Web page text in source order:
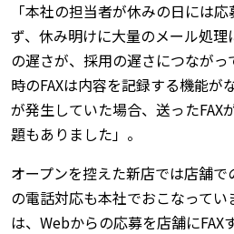
「本社の担当者が休みの日には
ず、休み明けに大量のメール処理
の遅さが、採用の遅さにつなが
時のFAXは内容を記録する機能が
が発生していた場合、送ったFAX
題もありました」。
オープンを控えた新店では店舗
の電話対応も本社でおこなって
は、Webからの応募を店舗にFAX